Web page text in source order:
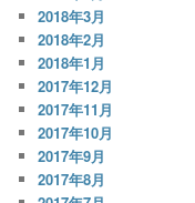
2018年3月
2018年2月
2018年1月
2017年12月
2017年11月
2017年10月
2017年9月
2017年8月